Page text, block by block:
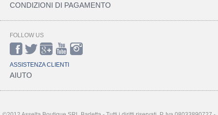
CONDIZIONI DI PAGAMENTO
FOLLOW US
ASSISTENZA CLIENTI
AIUTO